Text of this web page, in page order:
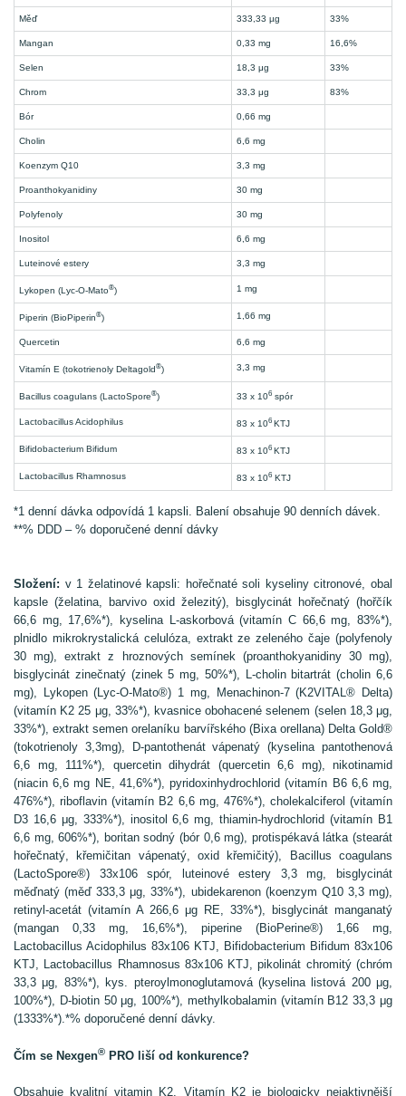
Měď 333,33 µg 33%
Mangan 0,33 mg 16,6%
Selen 18,3 μg 33%
Chrom 33,3 μg 83%
Bór 0,66 mg
Cholin 6,6 mg
Koenzym Q10 3,3 mg
Proanthokyanidiny 30 mg
Polyfenoly 30 mg
Inositol 6,6 mg
Luteinové estery 3,3 mg
Lykopen (Lyc-O-Mato®) 1 mg
Piperin (BioPiperin®) 1,66 mg
Quercetin 6,6 mg
Vitamín E (tokotrienoly Deltagold®) 3,3 mg
Bacillus coagulans (LactoSpore®) 33 x 106 spór
Lactobacillus Acidophilus 83 x 106 KTJ
Bifidobacterium Bifidum 83 x 106 KTJ
Lactobacillus Rhamnosus 83 x 106 KTJ
*1 denní dávka odpovídá 1 kapsli. Balení obsahuje 90 denních dávek.
**% DDD – % doporučené denní dávky
Složení: v 1 želatinové kapsli: hořečnaté soli kyseliny citronové, obal
kapsle (želatina, barvivo oxid železitý), bisglycinát hořečnatý (hořčík
66,6 mg, 17,6%*), kyselina L-askorbová (vitamín C 66,6 mg, 83%*),
plnidlo mikrokrystalická celulóza, extrakt ze zeleného čaje (polyfenoly
30 mg), extrakt z hroznových semínek (proanthokyanidiny 30 mg),
bisglycinát zinečnatý (zinek 5 mg, 50%*), L-cholin bitartrát (cholin 6,6
mg), Lykopen (Lyc-O-Mato®) 1 mg, Menachinon-7 (K2VITAL® Delta)
(vitamín K2 25 μg, 33%*), kvasnice obohacené selenem (selen 18,3 μg,
33%*), extrakt semen orelaníku barvířského (Bixa orellana) Delta Gold®
(tokotrienoly 3,3mg), D-pantothenát vápenatý (kyselina pantothenová
6,6 mg, 111%*), quercetin dihydrát (quercetin 6,6 mg), nikotinamid
(niacin 6,6 mg NE, 41,6%*), pyridoxinhydrochlorid (vitamín B6 6,6 mg,
476%*), riboflavin (vitamín B2 6,6 mg, 476%*), cholekalciferol (vitamín
D3 16,6 μg, 333%*), inositol 6,6 mg, thiamin-hydrochlorid (vitamín B1
6,6 mg, 606%*), boritan sodný (bór 0,6 mg), protispékavá látka (stearát
hořečnatý, křemičitan vápenatý, oxid křemičitý), Bacillus coagulans
(LactoSpore®) 33x106 spór, luteinové estery 3,3 mg, bisglycinát
měďnatý (měď 333,3 μg, 33%*), ubidekarenon (koenzym Q10 3,3 mg),
retinyl-acetát (vitamín A 266,6 μg RE, 33%*), bisglycinát manganatý
(mangan 0,33 mg, 16,6%*), piperine (BioPerine®) 1,66 mg,
Lactobacillus Acidophilus 83x106 KTJ, Bifidobacterium Bifidum 83x106
KTJ, Lactobacillus Rhamnosus 83x106 KTJ, pikolinát chromitý (chróm
33,3 μg, 83%*), kys. pteroylmonoglutamová (kyselina listová 200 μg,
100%*), D-biotin 50 μg, 100%*), methylkobalamin (vitamín B12 33,3 μg
(1333%*).*% doporučené denní dávky.
Čím se Nexgen® PRO liší od konkurence?
Obsahuje kvalitní vitamin K2. Vitamín K2 je biologicky nejaktivnější